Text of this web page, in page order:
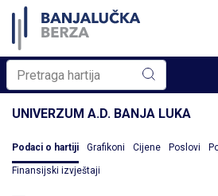
UNIVERZUM A.D. BANJA LUKA
Podaci o hartiji Grafikoni Cijene Poslovi
Finansijski izvještaji